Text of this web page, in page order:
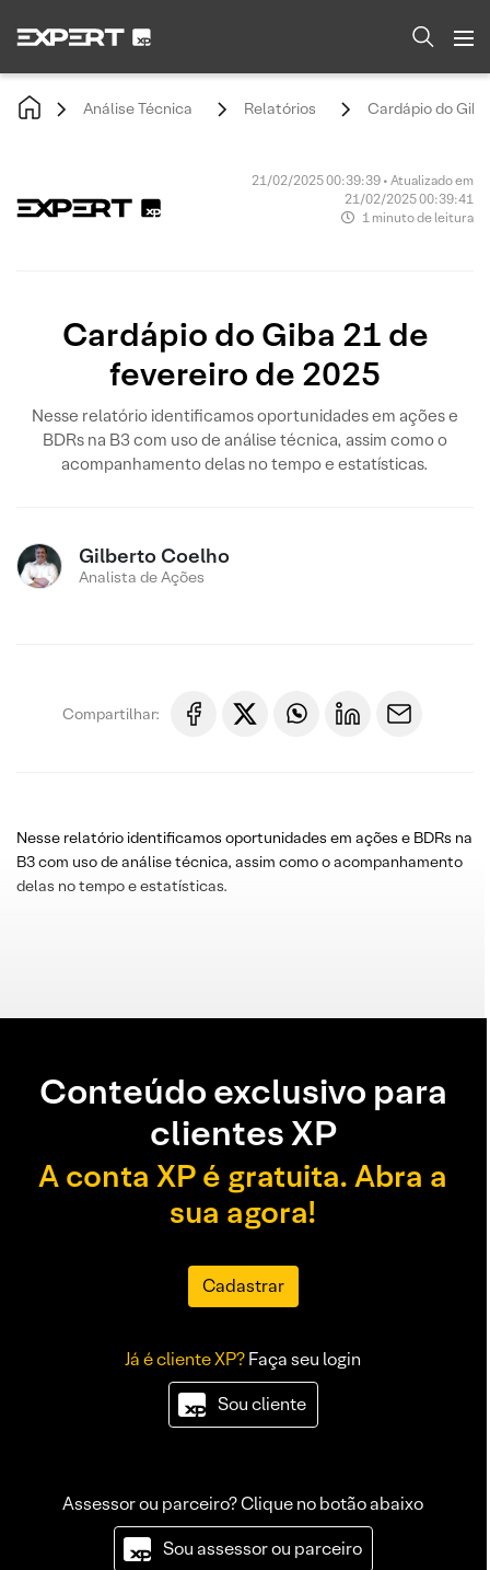
Análise Técnica Relatórios Cardápio do
21/02/2025 00:39:39 • Atualizado em
21/02/2025 00:39:41
1 minuto de leitura
Cardápio do Giba 21 de
fevereiro de 2025
Nesse relatório identificamos oportunidades em ações e
BDRs na B3 com uso de análise técnica, assim como o
acompanhamento delas no tempo e estatísticas.
Gilberto Coelho
Analista de Ações
Compartilhar:
Nesse relatório identificamos oportunidades em ações e BDRs na
B3 com uso de análise técnica, assim como o acompanhamento
delas no tempo e estatísticas.
Conteúdo exclusivo para
clientes XP
A conta XP é gratuita. Abra a
sua agora!
Cadastrar
Já é cliente XP?Faça seu login
Sou cliente
Assessor ou parceiro? Clique no botão abaixo
Sou assessor ou parceiro